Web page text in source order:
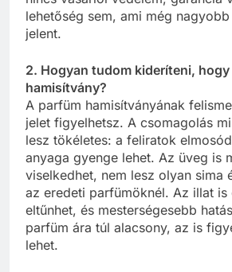
lehetőség sem, ami még
jelent.
2. Hogyan tudom kideríteni,
hamisítvány?
A parfüm hamisítványának
jelet figyelhetsz. A csomagolás
lesz tökéletes: a feliratok
anyaga gyenge lehet. Az üveg is
viselkedhet, nem lesz olyan sima
az eredeti parfümöknél. Az illat is
eltűnhet, és mesterségesebb
parfüm ára túl alacsony, az is
lehet.